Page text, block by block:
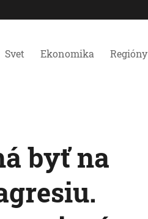
Svet Ekonomika Regióny
byť na